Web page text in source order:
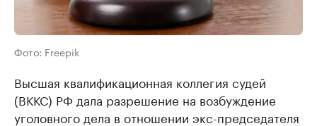
Фото: Freepik
Высшая квалификационная коллегия судей
(ВККС) РФ дала разрешение на возбуждение
уголовного дела в отношении экс-председателя